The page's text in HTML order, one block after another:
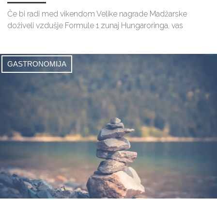
Če bi radi med vikendom Velike nagrade Madžarske
doživeli vzdušje Formule 1 zunaj Hungaroringa, vas
GASTRONOMIJA